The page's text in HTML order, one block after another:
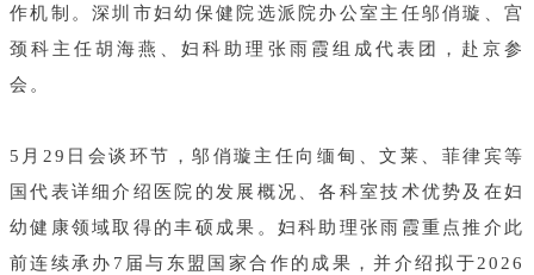
作机制。深圳市妇幼保健院选派院办公室主任邬俏璇、宫
颈科主任胡海燕、妇科助理张雨霞组成代表团，赴京参
会。
5月29日会谈环节，邬俏璇主任向缅甸、文莱、菲律宾等
国代表详细介绍医院的发展概况、各科室技术优势及在妇
幼健康领域取得的丰硕成果。妇科助理张雨霞重点推介此
前连续承办7届与东盟国家合作的成果，并介绍拟于2026